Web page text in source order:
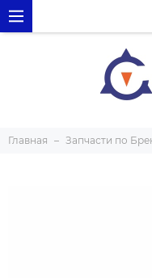
Главная Запчасти по